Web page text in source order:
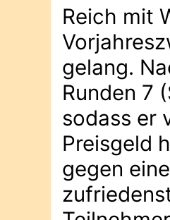
Reich mit
gelang.
Runden 7
sodass er
Preisgeld
gegen